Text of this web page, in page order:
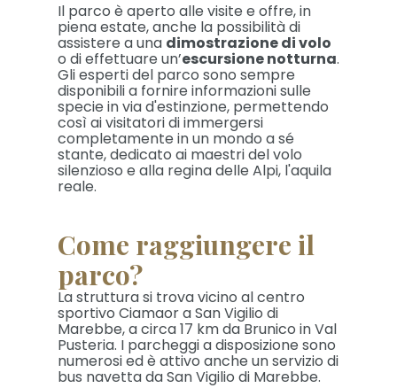
Il parco è aperto alle visite e offre, in
piena estate, anche la possibilità di
assistere a una dimostrazione di volo
o di effettuare un’escursione notturna.
Gli esperti del parco sono sempre
disponibili a fornire informazioni sulle
specie in via d'estinzione, permettendo
così ai visitatori di immergersi
completamente in un mondo a sé
stante, dedicato ai maestri del volo
silenzioso e alla regina delle Alpi, l'aquila
reale.
Come raggiungere il
parco?
La struttura si trova vicino al centro
sportivo Ciamaor a San Vigilio di
Marebbe, a circa 17 km da Brunico in Val
Pusteria. I parcheggi a disposizione sono
numerosi ed è attivo anche un servizio di
bus navetta da San Vigilio di Marebbe.